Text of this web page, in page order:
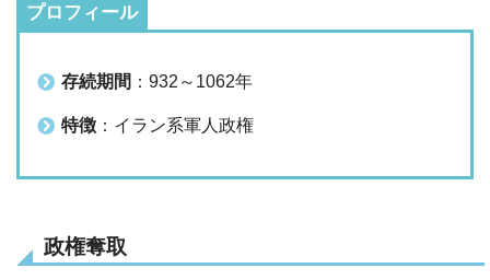
プロフィール
存続期間 ：932～1062年
特徴 ：イラン系軍人政権
政権奪取